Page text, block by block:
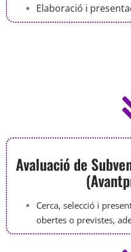
Elaboració i
Avaluació de
Cerca, selecció i
obertes o previstes,